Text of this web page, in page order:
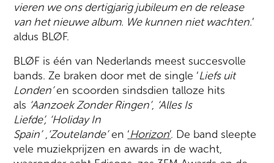
vieren we ons dertigjarig jubileum en de release
van het nieuwe album. We kunnen niet wachten.’
aldus BLØF.
BLØF is één van Nederlands meest succesvolle
bands. Ze braken door met de single ‘Liefs uit
Londen’en scoorden sindsdien talloze hits
als ‘Aanzoek Zonder Ringen’, ‘Alles Is
Liefde’, ‘Holiday In
Spain’,‘Zoutelande’en ‘Horizon’. De band sleepte
vele muziekprijzen en awards in de wacht,